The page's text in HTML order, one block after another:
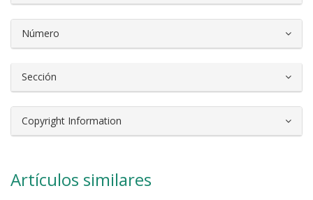
Número
Sección
Copyright Information
Artículos similares